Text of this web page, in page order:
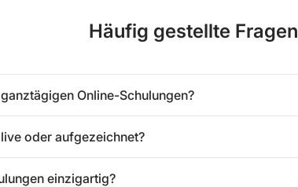
Häufig gestellte Fragen
Online-Schulungen?
oder aufgezeichnet?
einzigartig?